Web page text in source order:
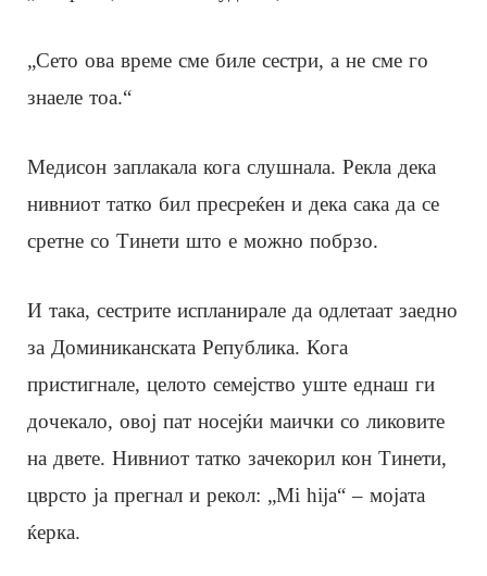
„Сето ова време сме биле сестри, а не сме го
знаеле тоа.“
Медисон заплакала кога слушнала. Рекла дека
нивниот татко бил пресреќен и дека сака да се
сретне со Тинети што е можно побрзо.
И така, сестрите испланирале да одлетаат заедно
за Доминиканската Република. Кога
пристигнале, целото семејство уште еднаш ги
дочекало, овој пат носејќи маички со ликовите
на двете. Нивниот татко зачекорил кон Тинети,
цврсто ја прегнал и рекол: „Mi hija“ – мојата
ќерка.